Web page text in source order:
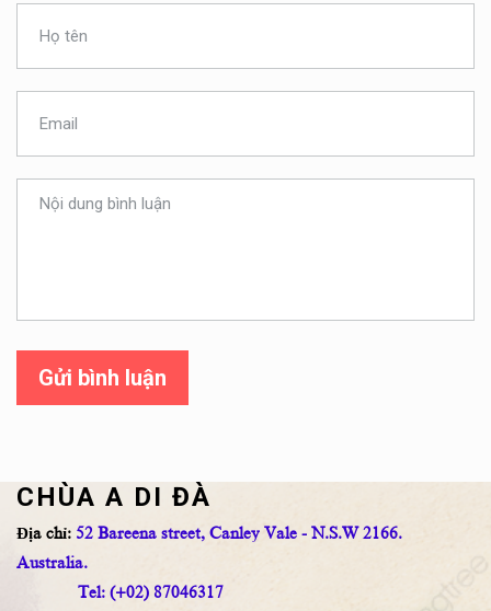
Gửi bình luận
CHÙA A DI ĐÀ
Địa chỉ: 52 Bareena street, Canley Vale - N.S.W 2166.
Australia.
Tel: (+02) 87046317